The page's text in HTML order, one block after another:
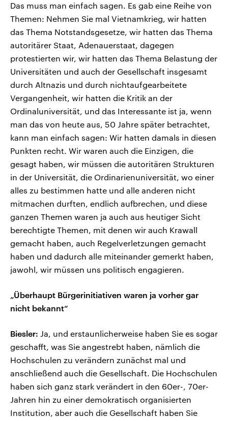
Das muss man einfach sagen. Es gab eine Reihe von
Themen: Nehmen Sie mal Vietnamkrieg, wir hatten
das Thema Notstandsgesetze, wir hatten das Thema
autoritärer Staat, Adenauerstaat, dagegen
protestierten wir, wir hatten das Thema Belastung der
Universitäten und auch der Gesellschaft insgesamt
durch Altnazis und durch nichtaufgearbeitete
Vergangenheit, wir hatten die Kritik an der
Ordinaluniversität, und das Interessante ist ja, wenn
man das von heute aus, 50 Jahre später betrachtet,
kann man einfach sagen: Wir hatten damals in diesen
Punkten recht. Wir waren auch die Einzigen, die
gesagt haben, wir müssen die autoritären Strukturen
in der Universität, die Ordinarienuniversität, wo einer
alles zu bestimmen hatte und alle anderen nicht
mitmachen durften, endlich aufbrechen, und diese
ganzen Themen waren ja auch aus heutiger Sicht
berechtigte Themen, mit denen wir auch Krawall
gemacht haben, auch Regelverletzungen gemacht
haben und dadurch alle miteinander gemerkt haben,
jawohl, wir müssen uns politisch engagieren.
„Überhaupt Bürgerinitiativen waren ja vorher gar
nicht bekannt“
Biesler: Ja, und erstaunlicherweise haben Sie es sogar
geschafft, was Sie angestrebt haben, nämlich die
Hochschulen zu verändern zunächst mal und
anschließend auch die Gesellschaft. Die Hochschulen
haben sich ganz stark verändert in den 60er-, 70er-
Jahren hin zu einer demokratisch organisierten
Institution, aber auch die Gesellschaft haben Sie